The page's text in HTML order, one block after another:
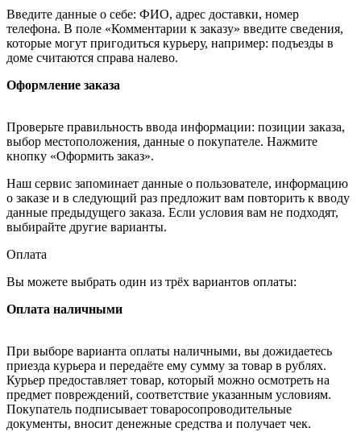
Введите данные о себе: ФИО, адрес доставки, номер
телефона. В поле «Комментарии к заказу» введите сведения,
которые могут пригодиться курьеру, например: подъезды в
доме считаются справа налево.
Оформление заказа
Проверьте правильность ввода информации: позиции заказа,
выбор местоположения, данные о покупателе. Нажмите
кнопку «Оформить заказ».
Наш сервис запоминает данные о пользователе, информацию
о заказе и в следующий раз предложит вам повторить к вводу
данные предыдущего заказа. Если условия вам не подходят,
выбирайте другие варианты.
Оплата
Вы можете выбрать один из трёх вариантов оплаты:
Оплата наличными
При выборе варианта оплаты наличными, вы дожидаетесь
приезда курьера и передаёте ему сумму за товар в рублях.
Курьер предоставляет товар, который можно осмотреть на
предмет повреждений, соответствие указанным условиям.
Покупатель подписывает товаросопроводительные
документы, вносит денежные средства и получает чек.